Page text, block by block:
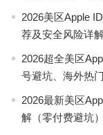
2026美区Apple
荐及安全风险详
2026超全美区
号避坑、海外热
2026最新美区
解（零付费避坑）